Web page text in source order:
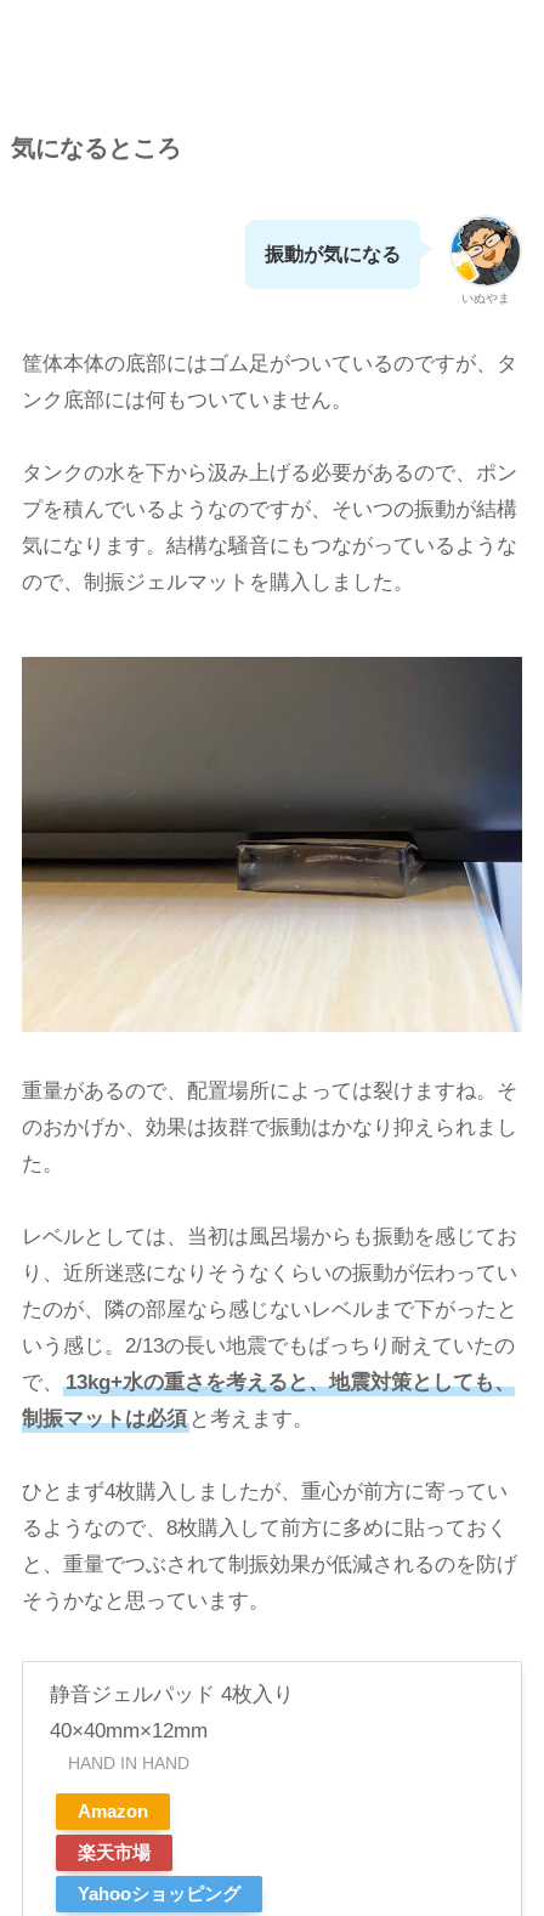
気になるところ
いぬやま
振動が気になる
筐体本体の底部にはゴム足がついているのですが、タ
ンク底部には何もついていません。
タンクの水を下から汲み上げる必要があるので、ポン
プを積んでいるようなのですが、そいつの振動が結構
気になります。結構な騒音にもつながっているような
ので、制振ジェルマットを購入しました。
重量があるので、配置場所によっては裂けますね。そ
のおかげか、効果は抜群で振動はかなり抑えられまし
た。
レベルとしては、当初は風呂場からも振動を感じてお
り、近所迷惑になりそうなくらいの振動が伝わってい
たのが、隣の部屋なら感じないレベルまで下がったと
いう感じ。2/13の長い地震でもばっちり耐えていたの
で、
13kg+水の重さを考えると、地震対策としても、
制振マットは必須と考えます。
ひとまず4枚購入しましたが、重心が前方に寄ってい
るようなので、8枚購入して前方に多めに貼っておく
と、重量でつぶされて制振効果が低減されるのを防げ
そうかなと思っています。
静音ジェルパッド 4枚入り
40×40mm×12mm
HAND IN HAND
Amazon
楽天市場
Yahooショッピング